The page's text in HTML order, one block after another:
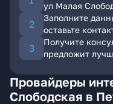
ул Малая
Заполните
оставьте
Получите
предложит
Провайдеры
Слободская в